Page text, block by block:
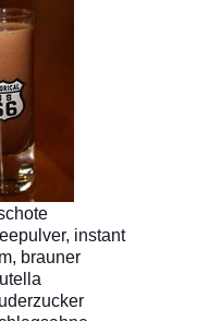
instant
brauner